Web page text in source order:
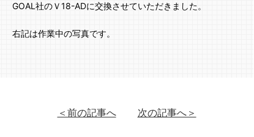
GOAL社のＶ18-ADに交換させていただきました。
右記は作業中の写真です。
＜前の記事へ 次の記事へ＞